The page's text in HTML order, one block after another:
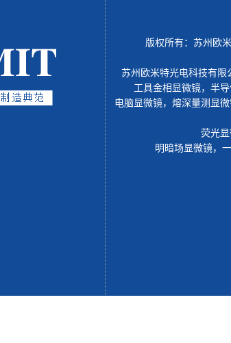
版权所有：苏州欧
苏州欧米特光电科技有限
工具金相显微镜， 半
电脑显微镜， 熔深量测显
荧光
明暗场显微镜，